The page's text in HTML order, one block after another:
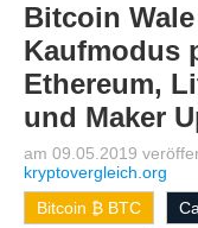
Bitcoin
Kaufmodus
Ethereum,
und Maker
am 09.05.2019
kryptovergleich.org
Bitcoin ₿ BTC